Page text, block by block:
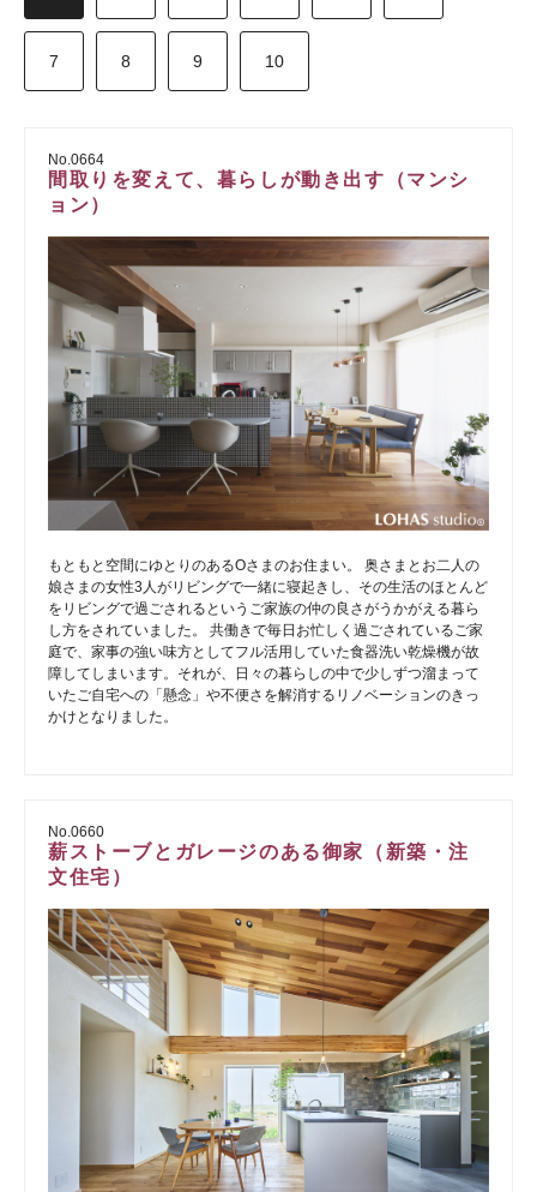
7 8 9 10
No.0664
間取りを変えて、暮らしが動き出す（マンシ
ョン）
もともと空間にゆとりのあるOさまのお住まい。 奥さまとお二人の
娘さまの女性3人がリビングで一緒に寝起きし、その生活のほとんど
をリビングで過ごされるというご家族の仲の良さがうかがえる暮ら
し方をされていました。 共働きで毎日お忙しく過ごされているご家
庭で、家事の強い味方としてフル活用していた食器洗い乾燥機が故
障してしまいます。それが、日々の暮らしの中で少しずつ溜まって
いたご自宅への「懸念」や不便さを解消するリノベーションのきっ
かけとなりました。
No.0660
薪ストーブとガレージのある御家（新築・注
文住宅）